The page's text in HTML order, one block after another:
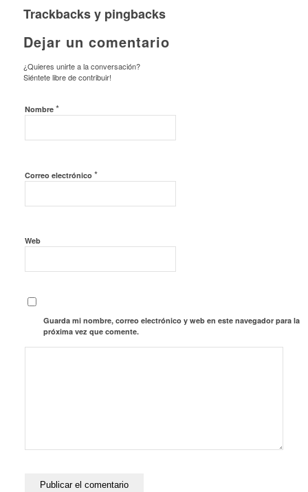
Trackbacks y pingbacks
Dejar un comentario
¿Quieres unirte a la conversación?
Siéntete libre de contribuir!
Nombre *
Correo electrónico *
Web
Guarda mi nombre, correo electrónico y web en este navegador para la
próxima vez que comente.